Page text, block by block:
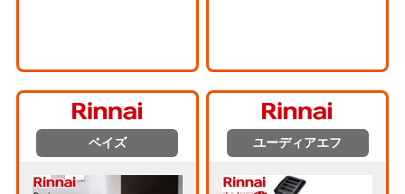
ベイズ ユーディアエフ